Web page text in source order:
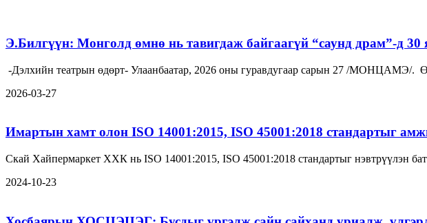
Э.Билгүүн: Монголд өмнө нь тавигдаж байгаагүй “саунд драм”-д 30
-Дэлхийн театрын өдөрт- Улаанбаатар, 2026 оны гуравдугаар сарын 27 /МОНЦАМЭ/.
2026-03-27
Имартын хамт олон ISO 14001:2015, ISO 45001:2018 стандартыг
Скай Хайпермаркет ХХК нь ISO 14001:2015, ISO 45001:2018 стандартыг нэвтрүүлэн
2024-10-23